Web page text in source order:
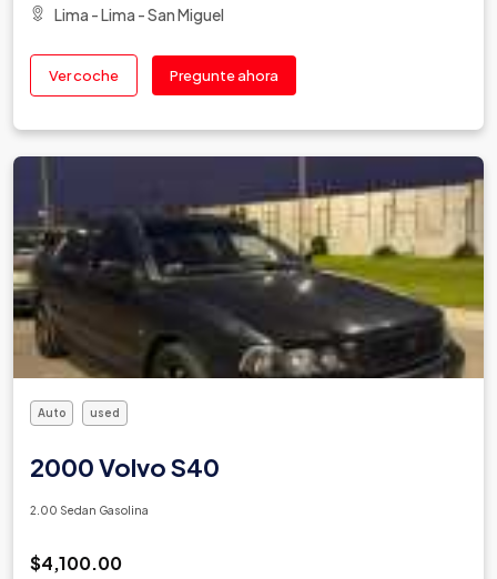
Lima - Lima - San Miguel
Ver coche Pregunte ahora
Auto used
2000 Volvo S40
2.00 Sedan Gasolina
$4,100.00